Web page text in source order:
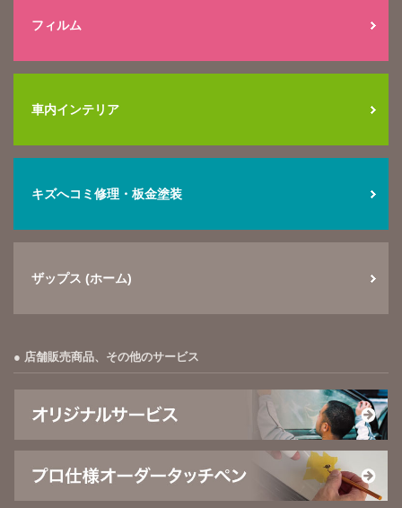
フィルム
車内インテリア
キズへコミ修理・板金塗装
ザップス (ホーム)
店舗販売商品、その他のサービス